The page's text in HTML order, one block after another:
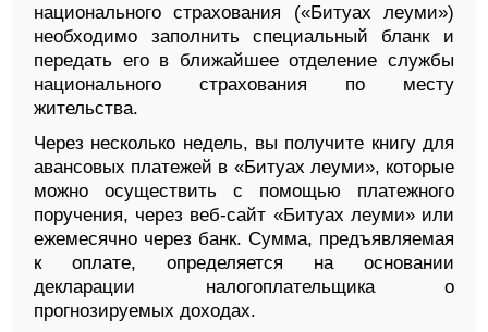
национального страхования («Битуах леуми»)
необходимо заполнить специальный бланк и
передать его в ближайшее отделение службы
национального страхования по месту
жительства.
Через несколько недель, вы получите книгу для
авансовых платежей в «Битуах леуми», которые
можно осуществить с помощью платежного
поручения, через веб-сайт «Битуах леуми» или
ежемесячно через банк. Сумма, предъявляемая
к оплате, определяется на основании
декларации налогоплательщика о
прогнозируемых доходах.